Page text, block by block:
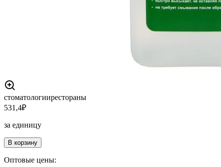
стоматологиирестораны
531,4₽
за единицу
В корзину
Оптовые цены: